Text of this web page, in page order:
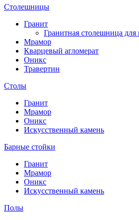
Столешницы
Гранит
Гранитная столешница для
Мрамор
Кварцевый агломерат
Оникс
Травертин
Столы
Гранит
Мрамор
Оникс
Искусственный камень
Барные стойки
Гранит
Мрамор
Оникс
Искусственный камень
Полы